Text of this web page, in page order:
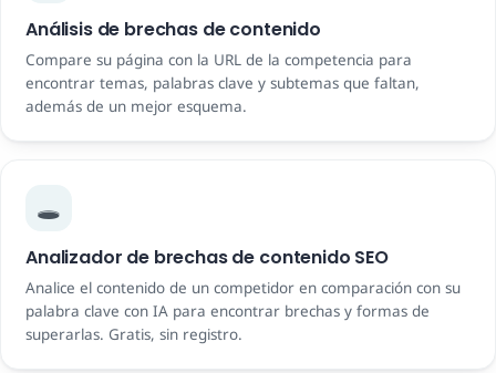
Análisis de brechas de contenido
Compare su página con la URL de la competencia para
encontrar temas, palabras clave y subtemas que faltan,
además de un mejor esquema.
🕳️
Analizador de brechas de contenido SEO
Analice el contenido de un competidor en comparación con su
palabra clave con IA para encontrar brechas y formas de
superarlas. Gratis, sin registro.